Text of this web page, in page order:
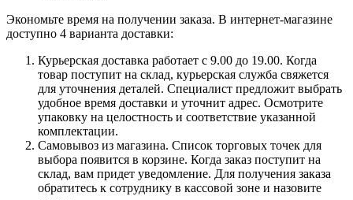
Экономьте время на получении заказа. В интернет-магазине
доступно 4 варианта доставки:
Курьерская доставка работает с 9.00 до 19.00. Когда
товар поступит на склад, курьерская служба свяжется
для уточнения деталей. Специалист предложит выбрать
удобное время доставки и уточнит адрес. Осмотрите
упаковку на целостность и соответствие указанной
комплектации.
Самовывоз из магазина. Список торговых точек для
выбора появится в корзине. Когда заказ поступит на
склад, вам придет уведомление. Для получения заказа
обратитесь к сотруднику в кассовой зоне и назовите